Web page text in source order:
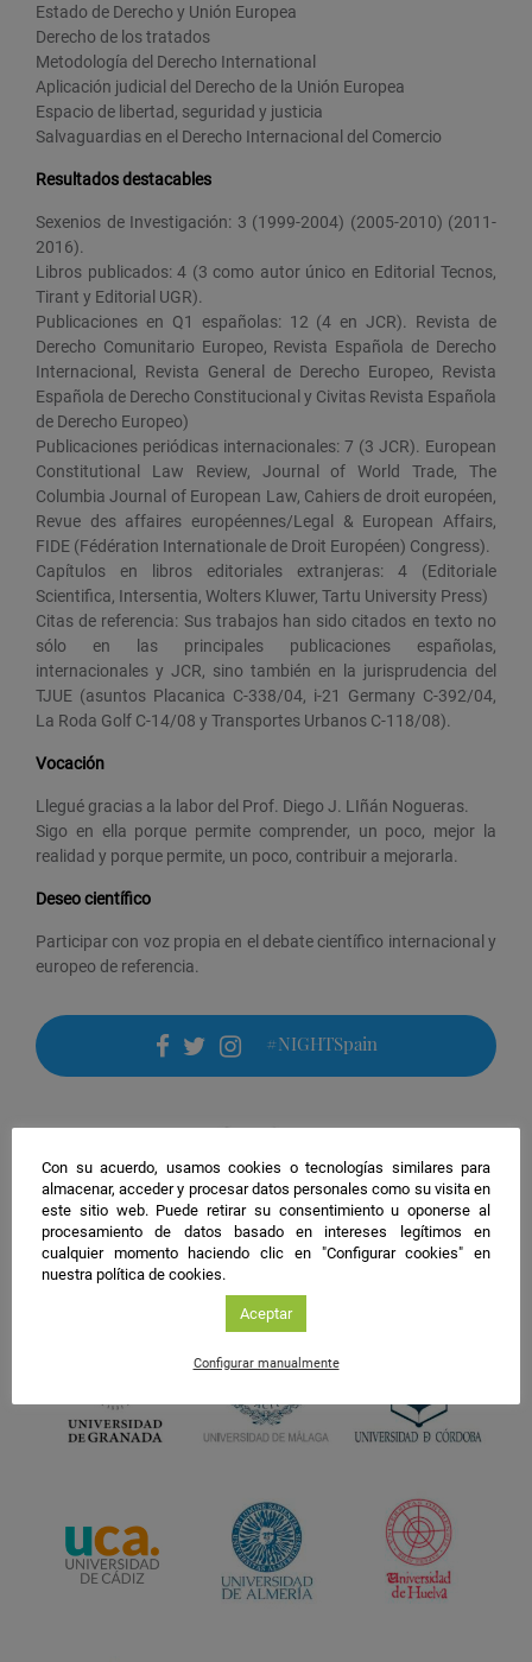
Estado de Derecho y Unión Europea
Derecho de los tratados
Metodología del Derecho International
Aplicación judicial del Derecho de la Unión Europea
Espacio de libertad, seguridad y justicia
Salvaguardias en el Derecho Internacional del Comercio
Resultados destacables
Sexenios de Investigación: 3 (1999-2004) (2005-2010) (2011-
2016).
Libros publicados: 4 (3 como autor único en Editorial Tecnos,
Tirant y Editorial UGR).
Publicaciones en Q1 españolas: 12 (4 en JCR). Revista de
Derecho Comunitario Europeo, Revista Española de Derecho
Internacional, Revista General de Derecho Europeo, Revista
Española de Derecho Constitucional y Civitas Revista Española
de Derecho Europeo)
Publicaciones periódicas internacionales: 7 (3 JCR). European
Constitutional Law Review, Journal of World Trade, The
Columbia Journal of European Law, Cahiers de droit européen,
Revue des affaires européennes/Legal & European Affairs,
FIDE (Fédération Internationale de Droit Européen) Congress).
Capítulos en libros editoriales extranjeras: 4 (Editoriale
Scientifica, Intersentia, Wolters Kluwer, Tartu University Press)
Citas de referencia: Sus trabajos han sido citados en texto no
sólo en las principales publicaciones españolas,
internacionales y JCR, sino también en la jurisprudencia del
TJUE (asuntos Placanica C-338/04, i-21 Germany C-392/04,
La Roda Golf C-14/08 y Transportes Urbanos C-118/08).
Vocación
Llegué gracias a la labor del Prof. Diego J. LIñán Nogueras.
Sigo en ella porque permite comprender, un poco, mejor la
realidad y porque permite, un poco, contribuir a mejorarla.
Deseo científico
Participar con voz propia en el debate científico internacional y
europeo de referencia.
facebook
twitter
instagram
#NIGHTSpain
Con su acuerdo, usamos cookies o tecnologías similares para
almacenar, acceder y procesar datos personales como su visita en
este sitio web. Puede retirar su consentimiento u oponerse al
procesamiento de datos basado en intereses legítimos en
cualquier momento haciendo clic en "Configurar cookies" en
nuestra política de cookies.
Aceptar
Configurar manualmente